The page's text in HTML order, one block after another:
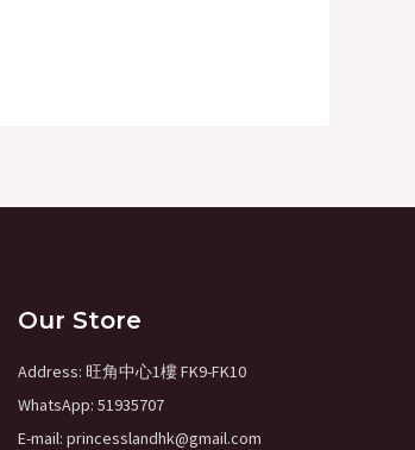
Our Store
Address: 旺角中心1樓 FK9-FK10
WhatsApp: 51935707
E-mail: princesslandhk@gmail.com